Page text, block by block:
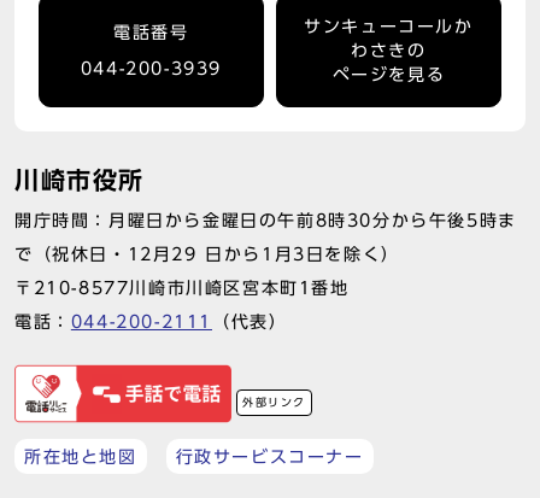
電話番号
044-200-3939
サンキューコールか
わさきの
ページを見る
川崎市役所
開庁時間：月曜日から金曜日の午前8時30分から午後5時ま
で（祝休日・12月29 日から1月3日を除く）
〒210-8577川崎市川崎区宮本町1番地
電話： 044-200-2111 （代表）
外部リンク
所在地と地図 行政サービスコーナー